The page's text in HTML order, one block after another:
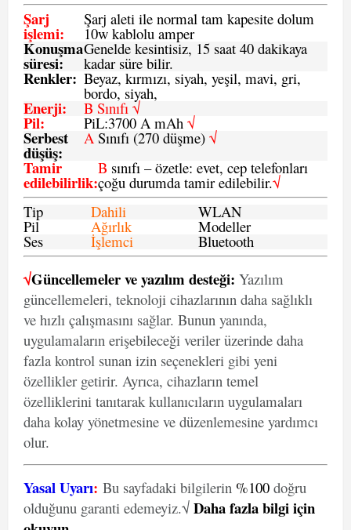
Şarj
işlemi:
Şarj aleti ile normal tam kapesite dolum
10w kablolu amper
Konuşma
süresi:
Genelde kesintisiz, 15 saat 40 dakikaya
kadar süre bilir.
Renkler: Beyaz, kırmızı, siyah, yeşil, mavi, gri,
bordo, siyah,
Enerji: B Sınıfı √
Pil: PiL:3700 A mAh √
Serbest
düşüş:
ASınıfı (270 düşme) √
Tamir
edilebilirlik:
B sınıfı – özetle: evet, cep telefonları
çoğu durumda tamir edilebilir.√
Tip
Dahili WLAN
Pil Ağırlık Modeller
Ses İşlemci Bluetooth
√Güncellemeler ve yazılım desteği: Yazılım
güncellemeleri, teknoloji cihazlarının daha sağlıklı
ve hızlı çalışmasını sağlar. Bunun yanında,
uygulamaların erişebileceği veriler üzerinde daha
fazla kontrol sunan izin seçenekleri gibi yeni
özellikler getirir. Ayrıca, cihazların temel
özelliklerini tanıtarak kullanıcıların uygulamaları
daha kolay yönetmesine ve düzenlemesine yardımcı
olur.
Yasal Uyarı: Bu sayfadaki bilgilerin %100 doğru
olduğunu garanti edemeyiz.√ Daha fazla bilgi için